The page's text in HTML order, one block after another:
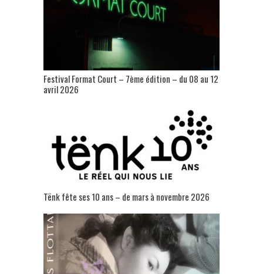
Festival Format Court – 7ème édition – du 08 au 12
avril 2026
Tënk fête ses 10 ans – de mars à novembre 2026